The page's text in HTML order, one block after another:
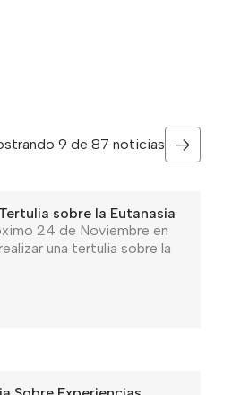
9 de 87 noticias
Página
sobre la Eutanasia
24 de Noviembre en
una tertulia sobre la